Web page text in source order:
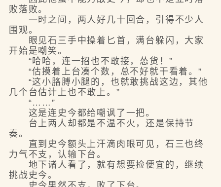
败落败。
一时之间，两人好几十回合，引得不少人
围观。
眼见石三手中操着匕首，满台躲闪，大家
开始是嘲笑。
“哈哈，连一招也不敢接，怂货！”
“估摸着上台凑个数，总不好就干看着。”
“这小胳膊小腿的，也就敢挑战这边，其他
几个台估计上也不敢上。”
“……”
这是连史今都给嘲讽了一把。
台上两人却都是不温不火，还是保持节
奏。
直到史今额头上汗滴肉眼可见，石三也终
力气不支，认输下台。
地下诸人看了，就有想要捡便宜的，继续
挑战史今。